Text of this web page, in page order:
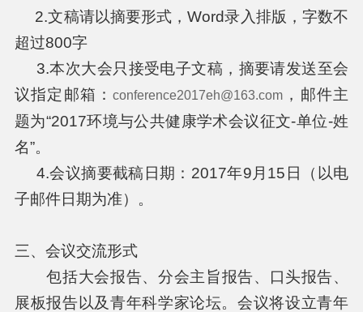
2.文稿请以摘要形式，Word录入排版，字数不
超过800字
3.本次大会只接受电子文稿，摘要请发送至会
议指定邮箱：conference2017eh@163.com ，邮件主
题为“2017环境与公共健康学术会议征文-单位-姓
名”。
4.会议摘要截稿日期：2017年9月15日（以电
子邮件日期为准）。
三、会议交流形式
包括大会报告、分会主旨报告、口头报告、
展板报告以及青年科学家论坛。会议将设立青年